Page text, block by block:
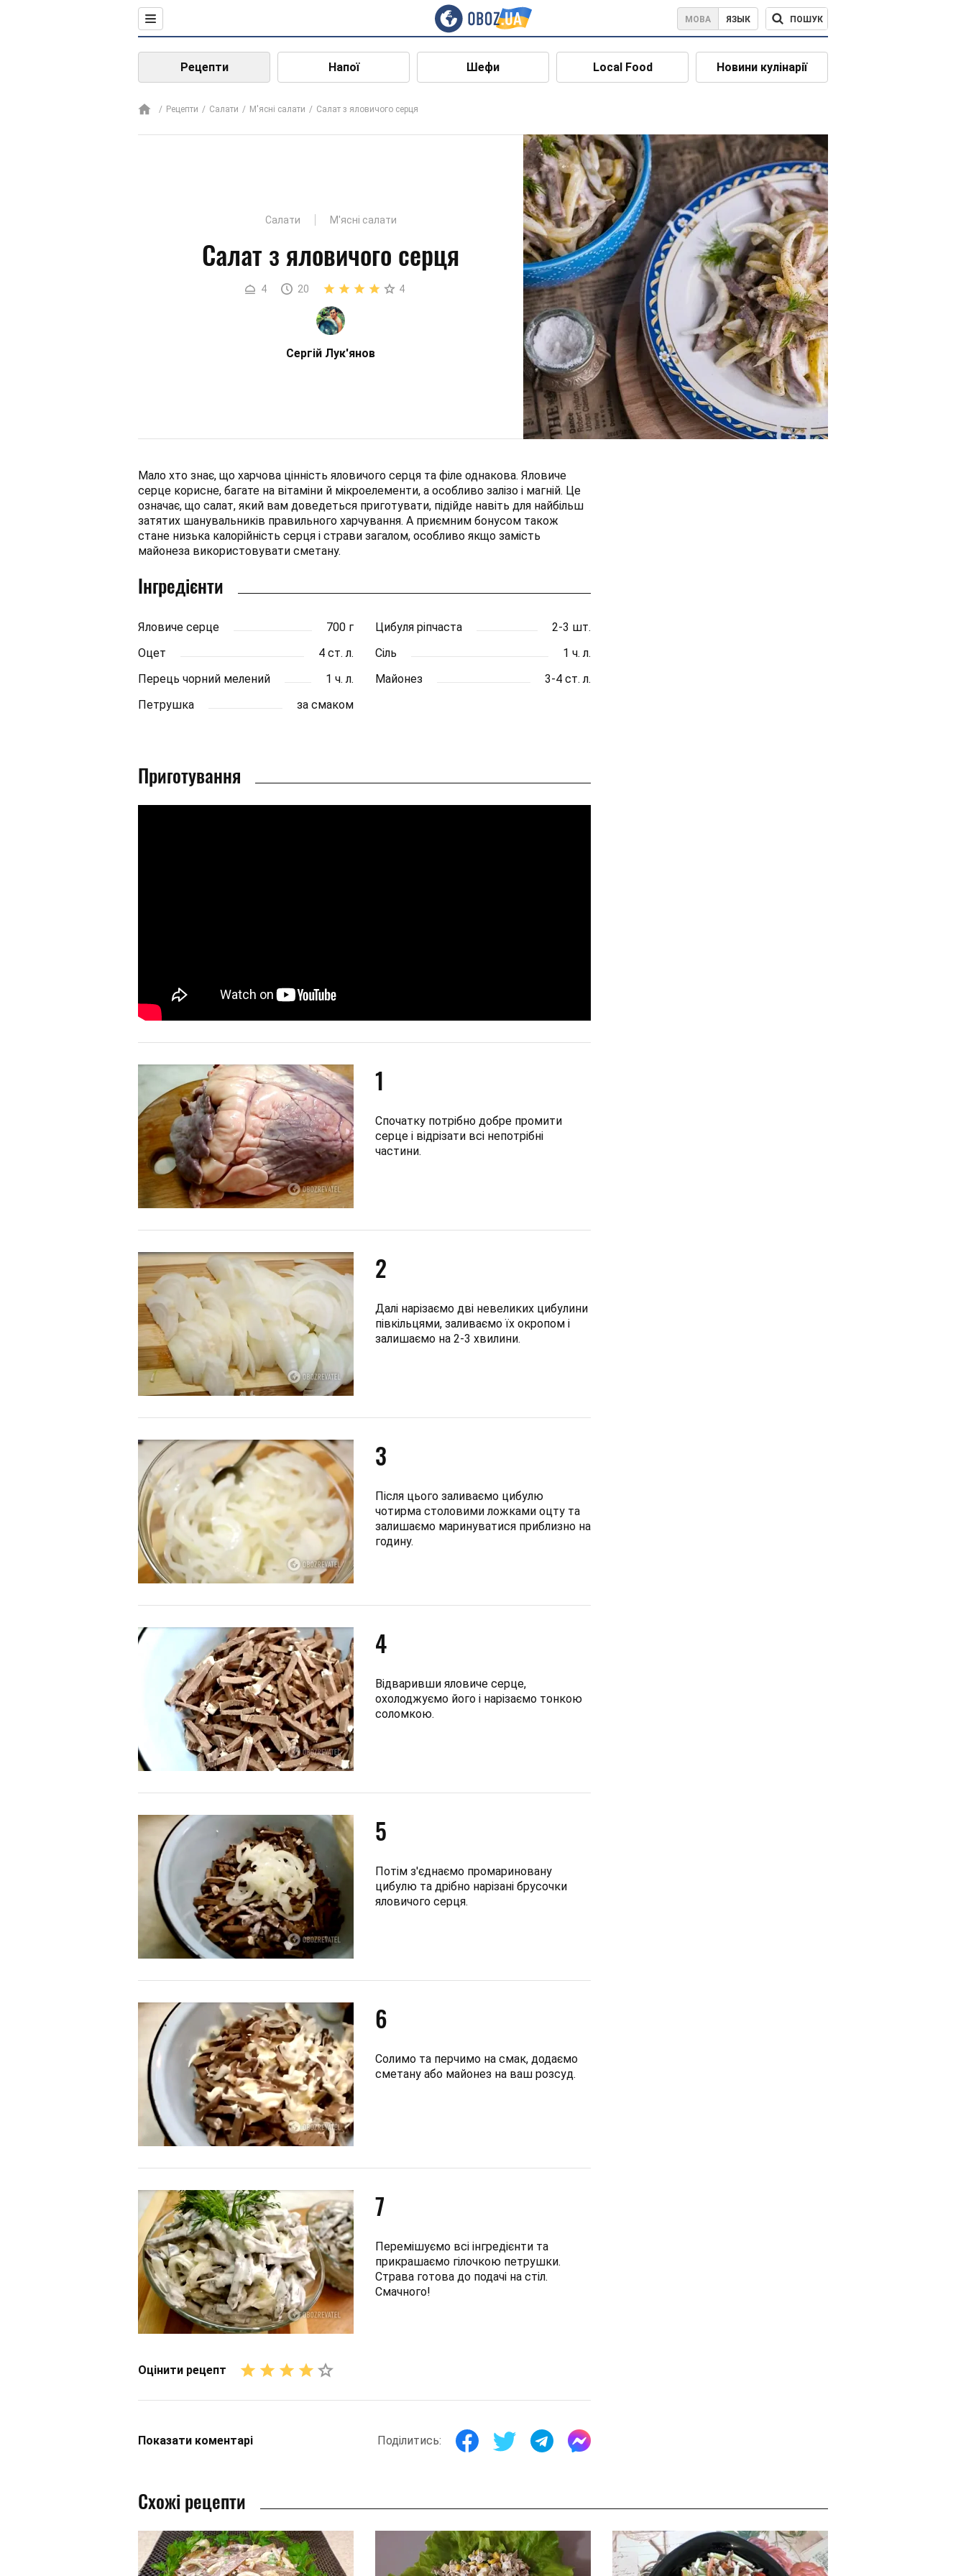
МОВА ЯЗЫК ПОШУК
Рецепти Напої Шефи Local Food Новини кулінарії
Рецепти Салати М'ясні салати Салат з яловичого серця
Салати М'ясні салати
Салат з яловичого серця
4 20 4
Сергій Лук'янов
Мало хто знає, що харчова цінність яловичого серця та філе однакова. Яловиче
серце корисне, багате на вітаміни й мікроелементи, а особливо залізо і магній. Це
означає, що салат, який вам доведеться приготувати, підійде навіть для найбільш
затятих шанувальників правильного харчування. А приємним бонусом також
стане низька калорійність серця і страви загалом, особливо якщо замість
майонеза використовувати сметану.
Інгредієнти
Яловиче серце 700 г Цибуля ріпчаста
2-3 шт.
Оцет
4 ст. л. Сіль
1 ч. л.
Перець чорний мелений
1 ч. л. Майонез
3-4 ст. л.
Петрушка
за смаком
Приготування
1
Спочатку потрібно добре промити
серце і відрізати всі непотрібні
частини.
2
Далі нарізаємо дві невеликих цибулини
півкільцями, заливаємо їх окропом і
залишаємо на 2-3 хвилини.
3
Після цього заливаємо цибулю
чотирма столовими ложками оцту та
залишаємо маринуватися приблизно на
годину.
4
Відваривши яловиче серце,
охолоджуємо його і нарізаємо тонкою
соломкою.
5
Потім з'єднаємо промариновану
цибулю та дрібно нарізані брусочки
яловичого серця.
6
Солимо та перчимо на смак, додаємо
сметану або майонез на ваш розсуд.
7
Перемішуємо всі інгредієнти та
прикрашаємо гілочкою петрушки.
Страва готова до подачі на стіл.
Смачного!
Оцінити рецепт
Показати коментарі Поділитись:
Схожі рецепти